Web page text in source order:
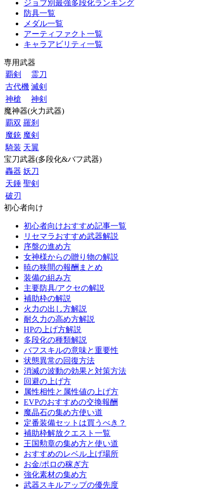
ジョブ別最強多段化ランキング
防具一覧
メダル一覧
アーティファクト一覧
キャラアビリティ一覧
専用武器
覇剣
霊刀
古代機 滅剣
神槍
神剣
魔神器(火力武器)
覇双 羅刹
魔銃 魔剣
騎装 天翼
宝刀武器(多段化&バフ武器)
轟器 妖刀
天錘 聖剣
破刃
初心者向け
初心者向けおすすめ記事一覧
リセマラおすすめ武器解説
序盤の進め方
女神様からの贈り物の解説
暁の狭間の報酬まとめ
装備の組み方
主要防具/アクセの解説
補助枠の解説
火力の出し方解説
耐久力の高め方解説
HPの上げ方解説
多段化の種類解説
バフスキルの意味と重要性
状態異常の回復方法
消滅の波動の効果と対策方法
回避の上げ方
属性相性と属性値の上げ方
EVPのおすすめの交換報酬
魔晶石の集め方使い道
定番装備セットは買うべき？
補助枠解放クエスト一覧
王国勲章の集め方と使い道
おすすめのレベル上げ場所
お金/ポロの稼ぎ方
強化素材の集め方
武器スキルアップの優先度